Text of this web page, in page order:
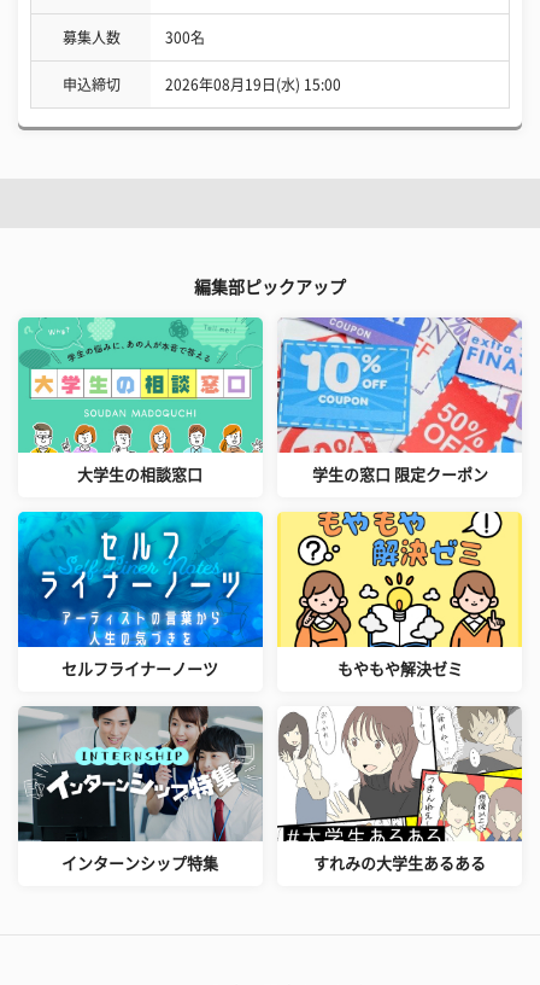
募集人数 300名
申込締切 2026年08月19日(水) 15:00
編集部ピックアップ
大学生の相談窓口 学生の窓口 限定クーポン
セルフライナーノーツ もやもや解決ゼミ
インターンシップ特集 すれみの大学生あるある